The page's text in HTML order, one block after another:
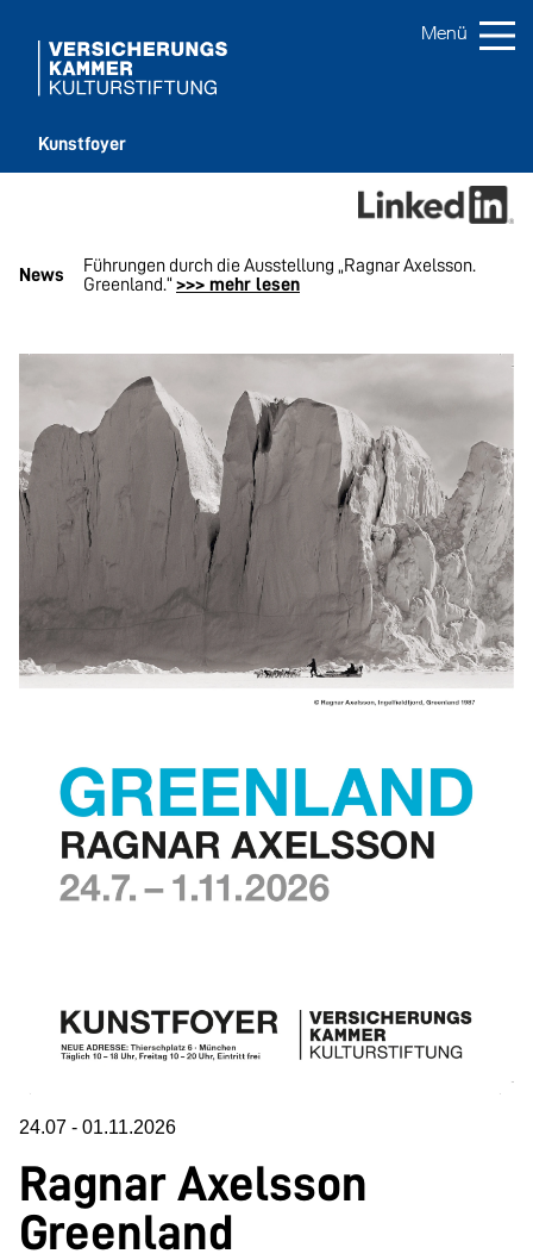
Kunstfoyer
News
Führungen durch die Ausstellung „Ragnar Axelsson.
Greenland.“ >>> mehr lesen
24.07 - 01.11.2026
Ragnar Axelsson
Greenland